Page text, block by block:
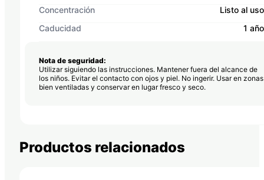
Concentración
Listo al uso
Caducidad
1 año
Nota de seguridad:
Utilizar siguiendo las instrucciones. Mantener fuera del alcance de
los niños. Evitar el contacto con ojos y piel. No ingerir. Usar en zonas
bien ventiladas y conservar en lugar fresco y seco.
Productos relacionados